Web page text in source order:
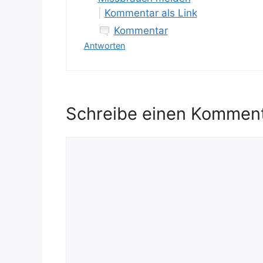
Kommentar als Link
Kommentar
Antworten
Schreibe einen